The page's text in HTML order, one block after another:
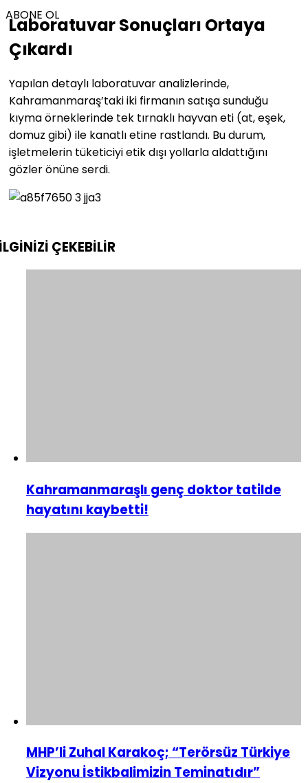
ABONE OL
Laboratuvar Sonuçları Ortaya
Çıkardı
Yapılan detaylı laboratuvar analizlerinde,
Kahramanmaraş’taki iki firmanın satışa sunduğu
kıyma örneklerinde tek tırnaklı hayvan eti (at, eşek,
domuz gibi) ile kanatlı etine rastlandı. Bu durum,
işletmelerin tüketiciyi etik dışı yollarla aldattığını
gözler önüne serdi.
ÇEKEBİLİR
Kahramanmaraşlı genç doktor tatilde
hayatını kaybetti!
MHP’li Zuhal Karakoç; “Terörsüz Türkiye
Vizyonu İstikbalimizin Teminatıdır”